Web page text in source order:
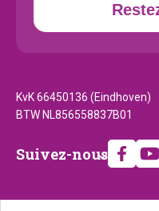
KvK 66450136 (Eindhoven)
BTW NL856558837B01
Suivez-
Suivez-nous